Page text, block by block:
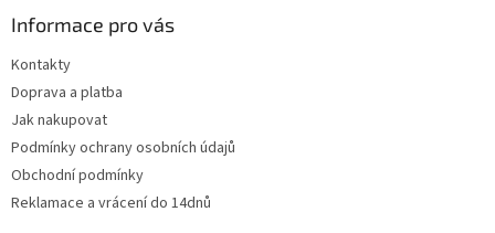
Informace pro vás
Kontakty
Doprava a platba
Jak nakupovat
Podmínky ochrany osobních údajů
Obchodní podmínky
Reklamace a vrácení do 14dnů